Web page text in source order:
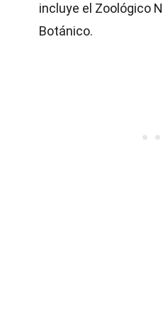
incluye el Zoológico
Botánico.